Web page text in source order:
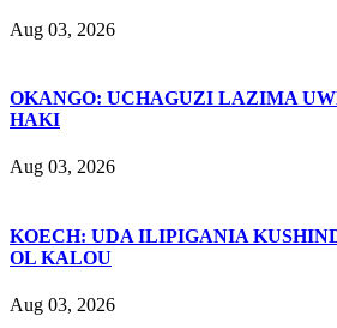
Aug 03, 2026
OKANGO: UCHAGUZI LAZIMA
HAKI
Aug 03, 2026
KOECH: UDA ILIPIGANIA
OL KALOU
Aug 03, 2026